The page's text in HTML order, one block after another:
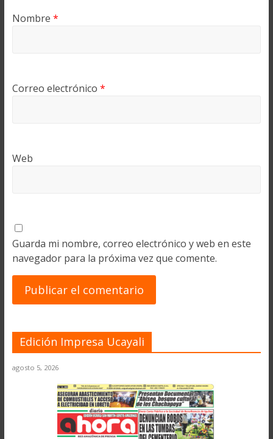
Nombre *
Correo electrónico *
Web
Guarda mi nombre, correo electrónico y web en este
navegador para la próxima vez que comente.
Edición Impresa Ucayali
agosto 5, 2026